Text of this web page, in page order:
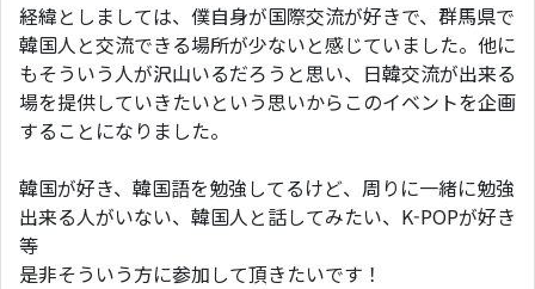
経緯としましては、僕自身が国際交流が好きで、群馬県で
韓国人と交流できる場所が少ないと感じていました。他に
もそういう人が沢山いるだろうと思い、日韓交流が出来る
場を提供していきたいという思いからこのイベントを企画
することになりました。
韓国が好き、韓国語を勉強してるけど、周りに一緒に勉強
出来る人がいない、韓国人と話してみたい、K-POPが好き
等
是非そういう方に参加して頂きたいです！